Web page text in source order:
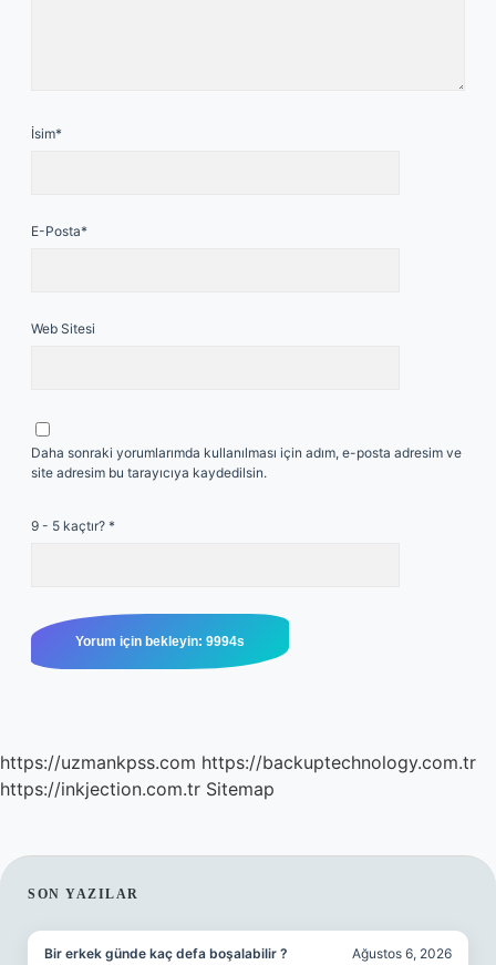
İsim*
E-Posta*
Web Sitesi
Daha sonraki yorumlarımda kullanılması için adım, e-posta adresim ve
site adresim bu tarayıcıya kaydedilsin.
9 - 5 kaçtır? *
https://uzmankpss.com https://backuptechnology.com.tr
https://inkjection.com.tr Sitemap
SIDEBAR
SON YAZILAR
Bir erkek günde kaç defa boşalabilir ? Ağustos 6, 2026